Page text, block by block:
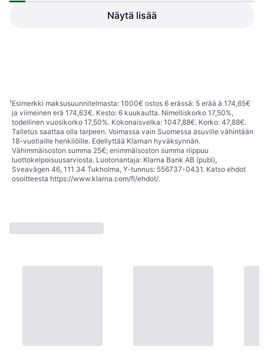
Näytä lisää
¹Esimerkki maksusuunnitelmasta: 1000€ ostos 6 erässä: 5 erää à 174,65€
ja viimeinen erä 174,63€. Kesto: 6 kuukautta. Nimelliskorko 17,50%,
todellinen vuosikorko 17,50%. Kokonaisvelka: 1047,88€. Korko: 47,88€.
Talletus saattaa olla tarpeen. Voimassa vain Suomessa asuville vähintään
18-vuotiaille henkilöille. Edellyttää Klarnan hyväksynnän.
Vähimmäisoston summa 25€; enimmäisoston summa riippuu
luottokelpoisuusarviosta. Luotonantaja: Klarna Bank AB (publ),
Sveavägen 46, 111 34 Tukholma, Y-tunnus: 556737-0431. Katso ehdot
osoitteesta https://www.klarna.com/fi/ehdot/.